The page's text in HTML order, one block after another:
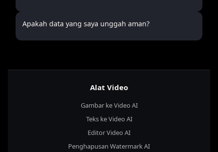
Apakah data yang saya unggah aman?
Alat Video
Gambar ke Video AI
Teks ke Video AI
Editor Video AI
Penghapusan Watermark AI